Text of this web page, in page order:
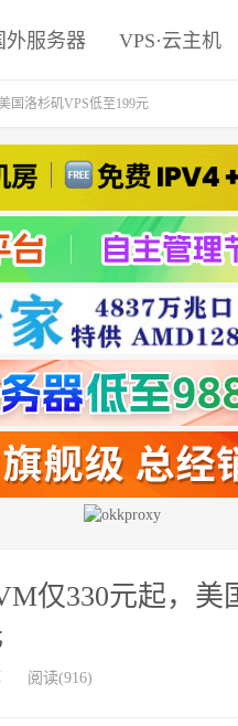
外服务器 VPS·云主机
国洛杉矶VPS低至199元
仅330元起，美
阅读(916)